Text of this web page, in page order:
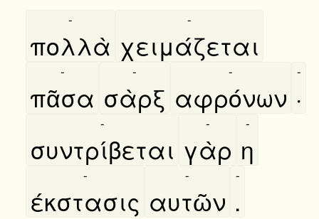
πολλὰ
-
χειμάζεται
-
πᾶσα
-
σὰρξ
-
αφρόνων
-
·
-
συντρίβεται
-
γὰρ
-
η
-
έκστασις
-
αυτῶν
-
.
-